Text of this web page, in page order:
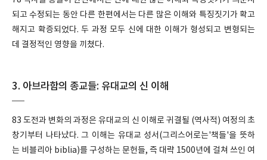
되고 수정되는 동안 다른 한편에서는 다른 많은 이해와 특징짓기가 확고
해지고 확증되었다. 두 과정 모두 신에 대한 이해가 형성되고 변형되는
데 결정적인 영향을 끼쳤다.
3. 아브라함의 종교들: 유대교의 신 이해
83 도전과 변화의 과정은 유대교의 신 이해로 귀결될 (역사적) 여정의 초
창기부터 나타났다. 그 이해는 유대교 성서(그리스어로는'책들'을 뜻하
는 비블리아 biblia)를 구성하는 문헌들, 즉 대략 1500년에 걸쳐 쓰인 여